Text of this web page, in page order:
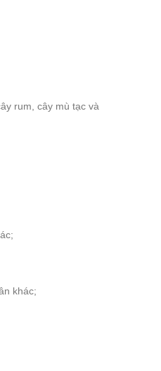
rum, cây mù tạc và
khác;